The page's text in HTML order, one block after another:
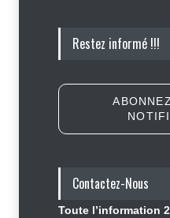
Restez informé !!!
Contactez-Nous
Toute l’information